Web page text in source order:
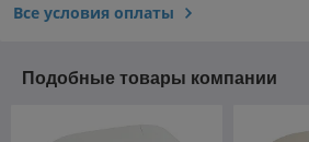
Все условия оплаты
Подобные товары компании